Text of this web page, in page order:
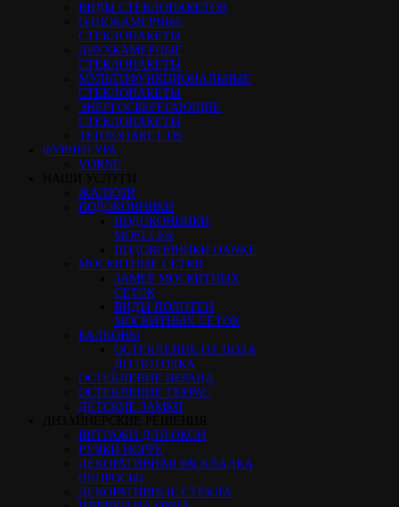
ВИДЫ СТЕКЛОПАКЕТОВ
ОДНОКАМЕРНЫЕ
СТЕКЛОПАКЕТЫ
ДВУХКАМЕРНЫЕ
СТЕКЛОПАКЕТЫ
МУЛЬТИФУНКЦИОНАЛЬНЫЕ
СТЕКЛОПАКЕТЫ
ЭНЕРГОСБЕРЕГАЮЩИЕ
СТЕКЛОПАКЕТЫ
ТЕПЛОПАКЕТ DS
ФУРНИТУРА
VORNE
ЖАЛЮЗИ
ПОДОКОННИКИ
ПОДОКОННИКИ
MOELLER
ПОДОКОННИКИ DANKE
МОСКИТНЫЕ СЕТКИ
ЗАМЕР МОСКИТНЫХ
СЕТОК
ВИДЫ ПОЛОТЕН
МОСКИТНЫХ СЕТОК
БАЛКОНЫ
ОСТЕКЛЕНИЕ ОТ ПОЛА
ДО ПОТОЛКА
ОСТЕКЛЕНИЕ ВЕРАНД
ОСТЕКЛЕНИЕ ТЕРРАС
ДЕТСКИЕ ЗАМКИ
ВИТРАЖИ ДЛЯ ОКОН
РУЧКИ HOPPE
ДЕКОРАТИВНАЯ РАСКЛАДКА
(ШПРОСЫ)
ДЕКОРАТИВНЫЕ СТЕКЛА